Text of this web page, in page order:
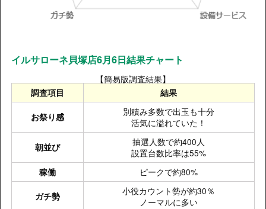
イルサローネ貝塚店6月6日結果チャート
【簡易版調査結果】
調査項目 結果
お祭り感
別積み多数で出玉も十分
活気に溢れていた！
朝並び
抽選人数で約400人
設置台数比率は55%
稼働 ピークで約80%
ガチ勢
小役カウント勢が約30％
ノーマルに多い